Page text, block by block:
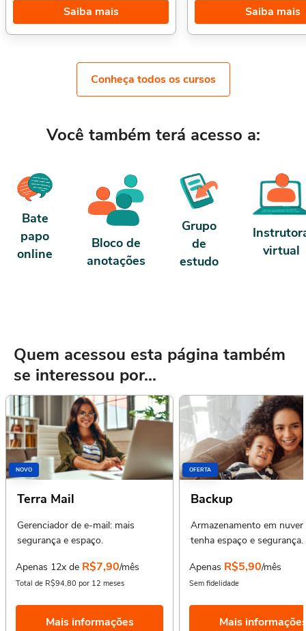
Trabalho,, Introdução ao Secretariado
Executivo, e Secretariado Executivo na
Prática,. Sobre a carga horária: O curso
se for concluído antes de 5 dias, passa a
ter 10 horas de carga horária. Conforme
nosso contrato e termos de uso.
Saiba mais
Licenciamento Ambiental na
Sobre a carga horária: O
horas de carga horária.
horas de carga horária.
contrato e termos de uso.
Saiba mais
Conheça todos os cursos
Você também terá acesso a:
Bate
papo
online
Bloco de
anotações
Grupo
de
estudo
virtual
Quem acessou esta página também
se interessou por...
NOVO
Terra Mail
Gerenciador de e-mail: mais
segurança e espaço.
Apenas 12x de R$7,90/mês
Total de R$94,80 por 12 meses
Mais informações
OFERTA
Backup
Armazenamento em
tenha espaço e segurança.
Apenas R$5,90/mês
Sem fidelidade
Mais